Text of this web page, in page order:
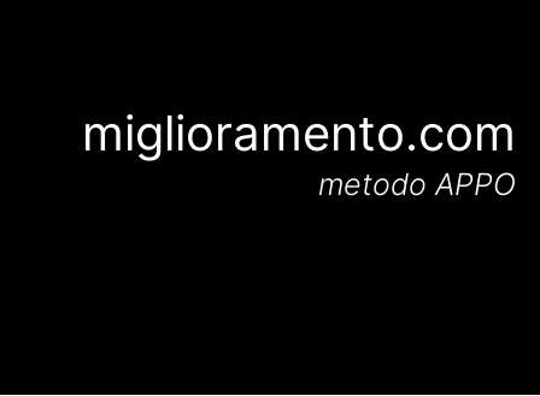
miglioramento.com
metodo APPO